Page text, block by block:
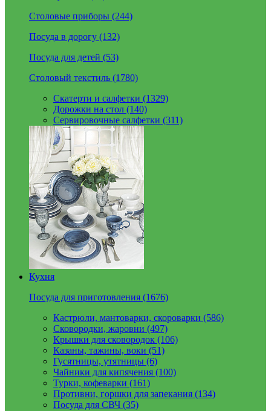
Столовые приборы (244)
Посуда в дорогу (132)
Посуда для детей (53)
Столовый текстиль (1780)
Скатерти и салфетки (1329)
Дорожки на стол (140)
Сервировочные салфетки (311)
Кухня
Посуда для приготовления (1676)
Кастрюли, мантоварки, скороварки (586)
Сковородки, жаровни (497)
Крышки для сковородок (106)
Казаны, тажины, воки (51)
Гусятницы, утятницы (6)
Чайники для кипячения (100)
Турки, кофеварки (161)
Противни, горшки для запекания (134)
Посуда для СВЧ (35)